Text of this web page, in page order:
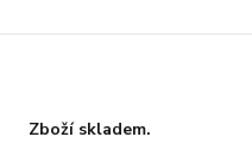
Zboží skladem.